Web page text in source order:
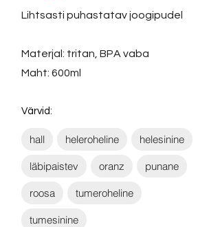
Lihtsasti puhastatav joogipudel
Materjal: tritan, BPA vaba
Maht: 600ml
Värvid:
hall heleroheline helesinine
läbipaistev oranz punane
roosa tumeroheline
tumesinine